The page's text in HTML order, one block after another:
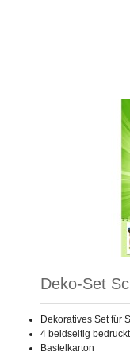
Deko-Set
Dekoratives Set für
4 beidseitig
Bastelkarton